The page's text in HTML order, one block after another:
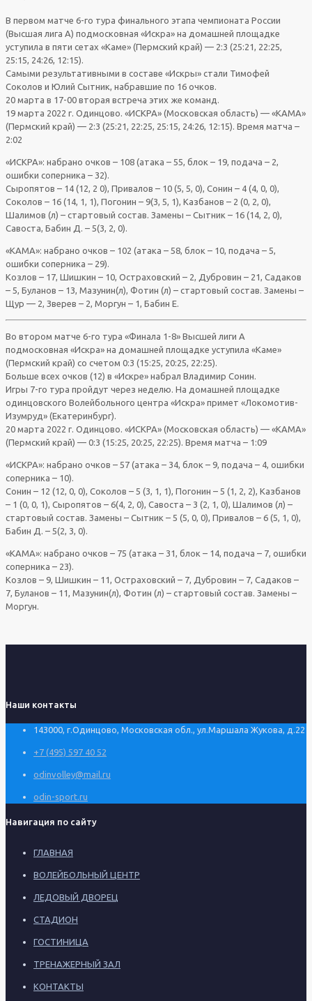
В первом матче 6-го тура финального этапа чемпионата России
(Высшая лига А) подмосковная «Искра» на домашней площадке
уступила в пяти сетах «Каме» (Пермский край) — 2:3 (25:21, 22:25,
25:15, 24:26, 12:15).
Самыми результативными в составе «Искры» стали Тимофей
Соколов и Юлий Сытник, набравшие по 16 очков.
20 марта в 17-00 вторая встреча этих же команд.
19 марта 2022 г. Одинцово. «ИСКРА» (Московская область) — «КАМА»
(Пермский край) — 2:3 (25:21, 22:25, 25:15, 24:26, 12:15). Время матча –
2:02
«ИСКРА»: набрано очков – 108 (атака – 55, блок – 19, подача – 2,
ошибки соперника – 32).
Сыропятов – 14 (12, 2 0), Привалов – 10 (5, 5, 0), Сонин – 4 (4, 0, 0),
Соколов – 16 (14, 1, 1), Погонин – 9(3, 5, 1), Казбанов – 2 (0, 2, 0),
Шалимов (л) – стартовый состав. Замены – Сытник – 16 (14, 2, 0),
Савоста, Бабин Д. – 5(3, 2, 0).
«КАМА»: набрано очков – 102 (атака – 58, блок – 10, подача – 5,
ошибки соперника – 29).
Козлов – 17, Шишкин – 10, Остраховский – 2, Дубровин – 21, Садаков
– 5, Буланов – 13, Мазунин(л), Фотин (л) – стартовый состав. Замены –
Щур — 2, Зверев – 2, Моргун – 1, Бабин Е.
Во втором матче 6-го тура «Финала 1-8» Высшей лиги А
подмосковная «Искра» на домашней площадке уступила «Каме»
(Пермский край) со счетом 0:3 (15:25, 20:25, 22:25).
Больше всех очков (12) в «Искре» набрал Владимир Сонин.
Игры 7-го тура пройдут через неделю. На домашней площадке
одинцовского Волейбольного центра «Искра» примет «Локомотив-
Изумруд» (Екатеринбург).
20 марта 2022 г. Одинцово. «ИСКРА» (Московская область) — «КАМА»
(Пермский край) — 0:3 (15:25, 20:25, 22:25). Время матча – 1:09
«ИСКРА»: набрано очков – 57 (атака – 34, блок – 9, подача – 4, ошибки
соперника – 10).
Сонин – 12 (12, 0, 0), Соколов – 5 (3, 1, 1), Погонин – 5 (1, 2, 2), Казбанов
– 1 (0, 0, 1), Сыропятов – 6(4, 2, 0), Савоста – 3 (2, 1, 0), Шалимов (л) –
стартовый состав. Замены – Сытник – 5 (5, 0, 0), Привалов – 6 (5, 1, 0),
Бабин Д. – 5(2, 3, 0).
«КАМА»: набрано очков – 75 (атака – 31, блок – 14, подача – 7, ошибки
соперника – 23).
Козлов – 9, Шишкин – 11, Остраховский – 7, Дубровин – 7, Садаков –
7, Буланов – 11, Мазунин(л), Фотин (л) – стартовый состав. Замены –
Моргун.
Наши контакты
143000, г.Одинцово, Московская обл., ул.Маршала Жукова, д.22
+7 (495) 597 40 52
odinvolley@mail.ru
odin-sport.ru
Навигация по сайту
ГЛАВНАЯ
ВОЛЕЙБОЛЬНЫЙ ЦЕНТР
ЛЕДОВЫЙ ДВОРЕЦ
СТАДИОН
ГОСТИНИЦА
ТРЕНАЖЕРНЫЙ ЗАЛ
КОНТАКТЫ